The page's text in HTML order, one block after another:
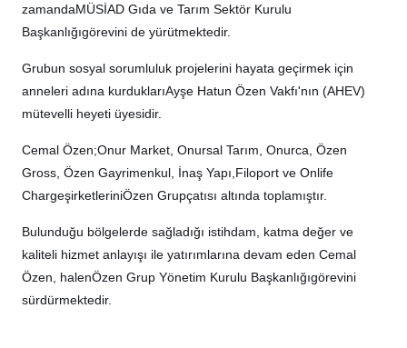
zamandaMÜSİAD Gıda ve Tarım Sektör Kurulu
Başkanlığıgörevini de yürütmektedir.
Grubun sosyal sorumluluk projelerini hayata geçirmek için
anneleri adına kurduklarıAyşe Hatun Özen Vakfı'nın (AHEV)
mütevelli heyeti üyesidir.
Cemal Özen;Onur Market, Onursal Tarım, Onurca, Özen
Gross, Özen Gayrimenkul, İnaş Yapı, Filoport ve Onlife
ChargeşirketleriniÖzen Grupçatısı altında toplamıştır.
Bulunduğu bölgelerde sağladığı istihdam, katma değer ve
kaliteli hizmet anlayışı ile yatırımlarına devam eden Cemal
Özen, halenÖzen Grup Yönetim Kurulu Başkanlığıgörevini
sürdürmektedir.